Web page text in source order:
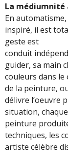
La
En
inspiré, il est
geste est
conduit
guider, sa main
couleurs dans le
de la peinture,
délivre l’oeuvre
situation, chaque
peinture
techniques, les
artiste célèbre